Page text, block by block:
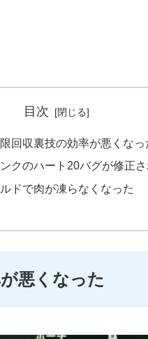
目次
回収裏技の効率が悪くなっ
クのハート20バグが修正さ
ドで肉が凍らなくなった
悪くなった